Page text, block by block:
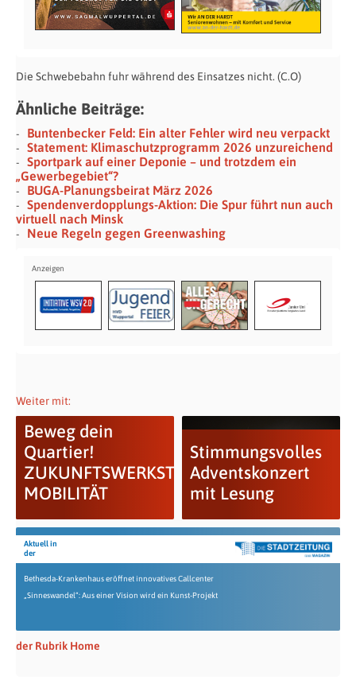
Die Schwebebahn fuhr während des Einsatzes nicht. (C.O)
Ähnliche Beiträge:
Buntenbecker Feld: Ein alter Fehler wird neu verpackt
Statement: Klimaschutzprogramm 2026 unzureichend
Sportpark auf einer Deponie – und trotzdem ein
„Gewerbegebiet“?
BUGA-Planungsbeirat März 2026
Spendenverdopplungs-Aktion: Die Spur führt nun auch
virtuell nach Minsk
Neue Regeln gegen Greenwashing
Weiter mit:
Beweg dein
Quartier!
ZUKUNFTSWERKSTATT
MOBILITÄT
Stimmungsvolles
Adventskonzert
mit Lesung
Aktuell in
der
Bethesda-Krankenhaus eröffnet innovatives Callcenter
„Sinneswandel“: Aus einer Vision wird ein Kunst-Projekt
der Rubrik Home